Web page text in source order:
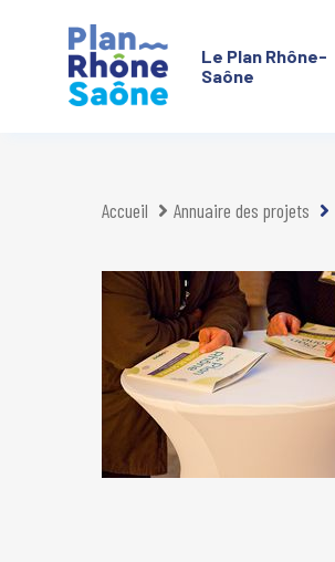
Le Plan Rhône-
Saône
Accueil Annuaire des projets